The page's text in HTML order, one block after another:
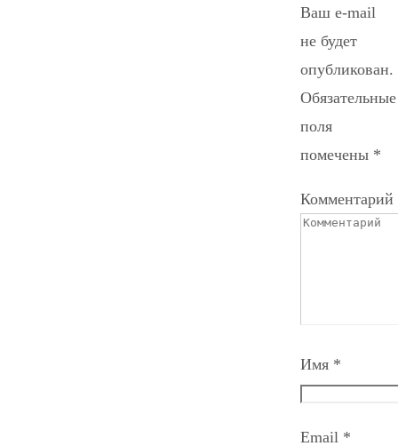
Ваш e-mail
не будет
опубликован.
Обязательные
поля
помечены *
Комментарий
Имя *
Email *